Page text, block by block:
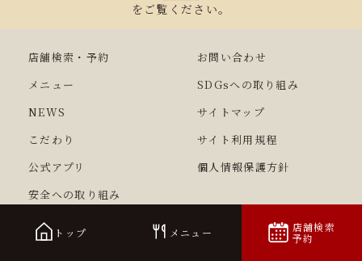
をご覧ください。
店舗検索・予約
メニュー
NEWS
こだわり
公式アプリ
安全への取り組み
お問い合わせ
SDGsへの取り組み
サイトマップ
サイト利用規程
個人情報保護方針
トップ メニュー
店舗検索
予約